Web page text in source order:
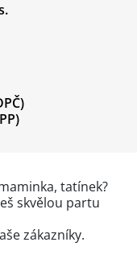
tatínek?
skvělou partu
zákazníky.